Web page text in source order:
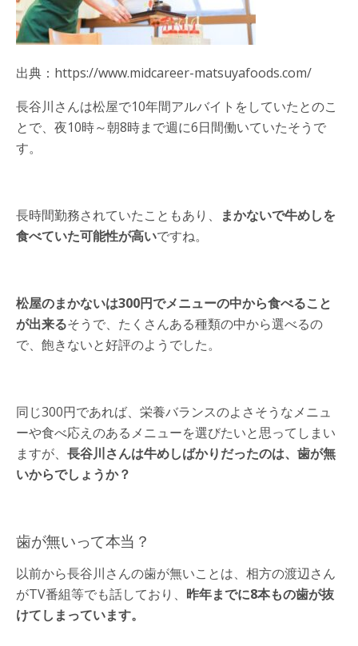
出典：https://www.midcareer-matsuyafoods.com/
長谷川さんは松屋で10年間アルバイトをしていたとのこ
とで、夜10時～朝8時まで週に6日間働いていたそうで
す。
長時間勤務されていたこともあり、
まかないで牛めしを
食べていた可能性が高いですね。
松屋のまかないは300円でメニューの中から食べること
が出来るそうで、たくさんある種類の中から選べるの
で、飽きないと好評のようでした。
同じ300円であれば、栄養バランスのよさそうなメニュ
ーや食べ応えのあるメニューを選びたいと思ってしまい
ますが、 長谷川さんは牛めしばかりだったのは、歯が無
いからでしょうか？
歯が無いって本当？
以前から長谷川さんの歯が無いことは、相方の渡辺さん
がTV番組等でも話しており、 昨年までに8本もの歯が抜
けてしまっています。